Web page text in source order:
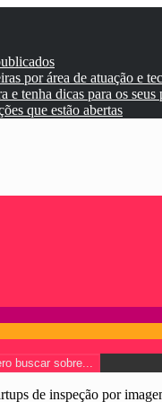
por área de atuação e
e tenha dicas para os seus
que estão abertas
buscar sobre...
de inspeção por